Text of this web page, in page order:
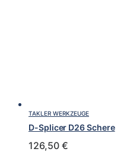
TAKLER WERKZEUGE
D-Splicer D26 Schere
126,50 €